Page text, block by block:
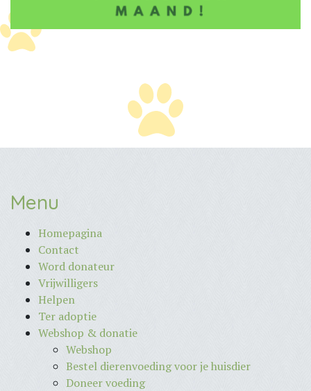
Menu
Homepagina
Contact
Word donateur
Vrijwilligers
Helpen
Ter adoptie
Webshop & donatie
Webshop
Bestel dierenvoeding voor je huisdier
Doneer voeding